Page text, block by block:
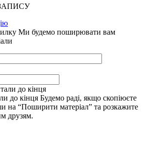
Ми будемо поширювати вам
до кінця Будемо раді, якщо скопіюєте
на “Поширити матеріал” та розкажите
друзям.